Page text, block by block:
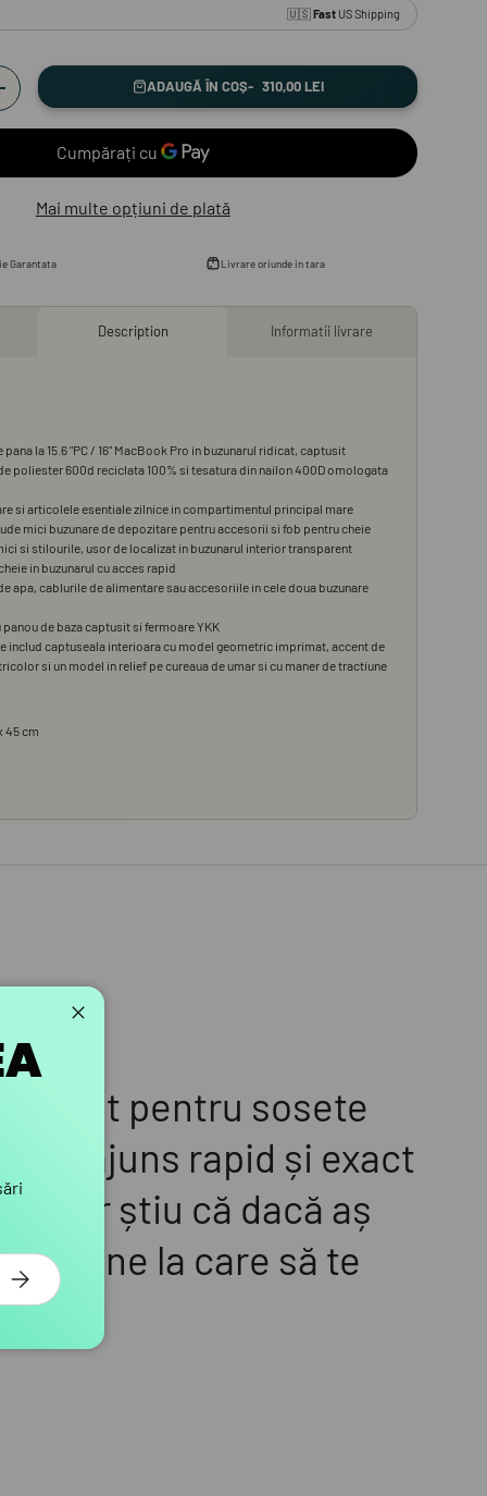
ADAUGĂ ÎN COȘ 310,00 LEI
Mai multe opțiuni de plată
pentru sosete
au ajuns rapid și exact
dar știu că dacă aș
online la care să te
ABONEAZA-TE